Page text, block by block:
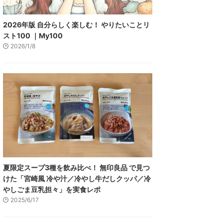
2026年版 自分らしく楽しむ！ やりたいことリ
スト100 ｜My100
2026/1/8
夏限定スープ3種を飲み比べ！ 無印良品 で見つ
けた「宮崎風 冷や汁／冷やし牛だしクッパ／冷
やしごま豆乳担々」を実食レポ
2025/6/17